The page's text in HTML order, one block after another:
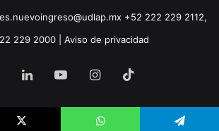
+52 222 229 2112,
229 2000 | Aviso de privacidad
LinkedInYouTubeInstagram